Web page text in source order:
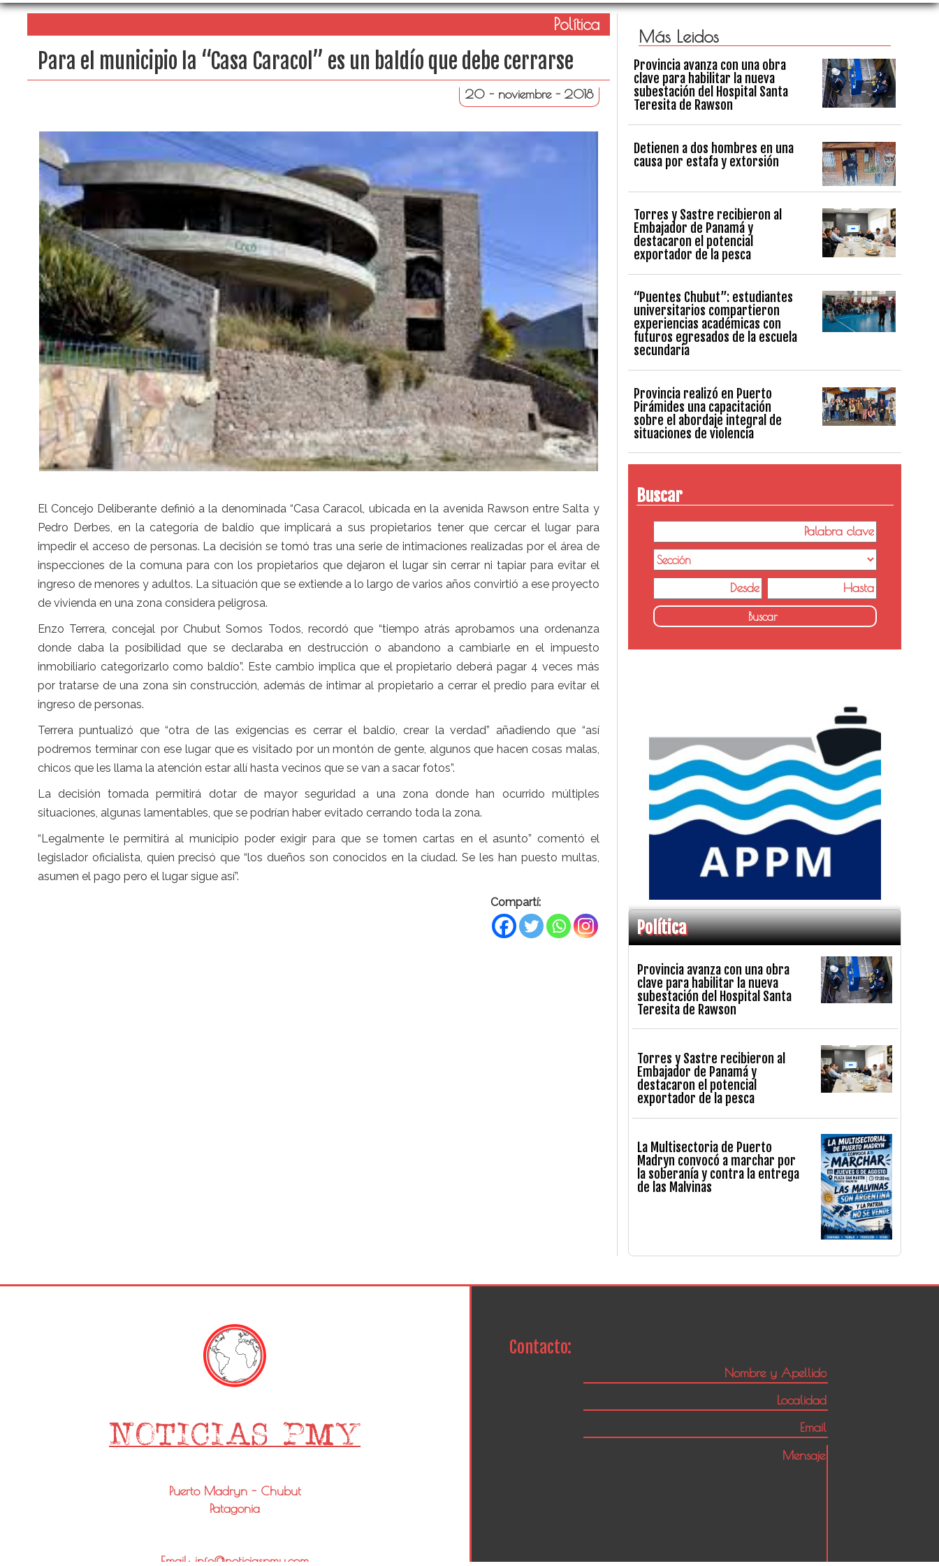
Política
Para el municipio la “Casa Caracol” es un baldío que debe cerrarse
20 - noviembre - 2018
El Concejo Deliberante definió a la denominada “Casa Caracol, ubicada en la avenida Rawson entre Salta y
Pedro Derbes, en la categoría de baldío que implicará a sus propietarios tener que cercar el lugar para
impedir el acceso de personas. La decisión se tomó tras una serie de intimaciones realizadas por el área de
inspecciones de la comuna para con los propietarios que dejaron el lugar sin cerrar ni tapiar para evitar el
ingreso de menores y adultos. La situación que se extiende a lo largo de varios años convirtió a ese proyecto
de vivienda en una zona considera peligrosa.
Enzo Terrera, concejal por Chubut Somos Todos, recordó que “tiempo atrás aprobamos una ordenanza
donde daba la posibilidad que se declaraba en destrucción o abandono a cambiarle en el impuesto
inmobiliario categorizarlo como baldío”. Este cambio implica que el propietario deberá pagar 4 veces más
por tratarse de una zona sin construcción, además de intimar al propietario a cerrar el predio para evitar el
ingreso de personas.
Terrera puntualizó que “otra de las exigencias es cerrar el baldío, crear la verdad” añadiendo que “así
podremos terminar con ese lugar que es visitado por un montón de gente, algunos que hacen cosas malas,
chicos que les llama la atención estar allí hasta vecinos que se van a sacar fotos”.
La decisión tomada permitirá dotar de mayor seguridad a una zona donde han ocurrido múltiples
situaciones, algunas lamentables, que se podrían haber evitado cerrando toda la zona.
“Legalmente le permitirá al municipio poder exigir para que se tomen cartas en el asunto” comentó el
legislador oficialista, quien precisó que “los dueños son conocidos en la ciudad. Se les han puesto multas,
asumen el pago pero el lugar sigue así”.
Compartí:
Más Leidos
Provincia avanza con una obra
clave para habilitar la nueva
subestación del Hospital Santa
Teresita de Rawson
Detienen a dos hombres en una
causa por estafa y extorsión
Torres y Sastre recibieron al
Embajador de Panamá y
destacaron el potencial
exportador de la pesca
“Puentes Chubut”: estudiantes
universitarios compartieron
experiencias académicas con
futuros egresados de la escuela
secundaria
Provincia realizó en Puerto
Pirámides una capacitación
sobre el abordaje integral de
situaciones de violencia
Buscar
Política
Provincia avanza con una obra
clave para habilitar la nueva
subestación del Hospital Santa
Teresita de Rawson
Torres y Sastre recibieron al
Embajador de Panamá y
destacaron el potencial
exportador de la pesca
La Multisectoria de Puerto
Madryn convocó a marchar por
la soberanía y contra la entrega
de las Malvinas
Puerto Madryn - Chubut
Patagonia
Email: info@noticiaspmy.com
Contacto: